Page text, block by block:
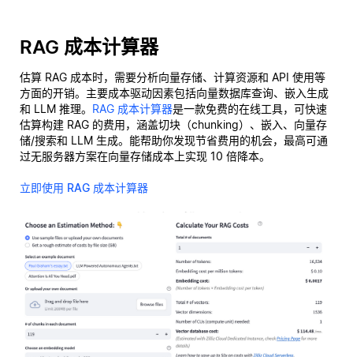
RAG 成本计算器
估算 RAG 成本时，需要分析向量存储、计算资源和 API 使用等
方面的开销。主要成本驱动因素包括向量数据库查询、嵌入生成
和 LLM 推理。 RAG 成本计算器是一款免费的在线工具，可快速
估算构建 RAG 的费用，涵盖切块（chunking）、嵌入、向量存
储/搜索和 LLM 生成。能帮助你发现节省费用的机会，最高可通
过无服务器方案在向量存储成本上实现 10 倍降本。
立即使用 RAG 成本计算器